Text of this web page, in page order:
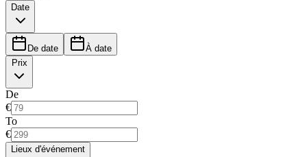
Date
De date
À date
Prix
De
€
To
€
Lieux d'événement